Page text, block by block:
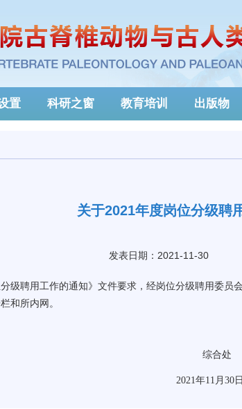
置 科研之窗 教育培训 出版物
关于2021年度岗位分级聘
发表日期：2021-11-30
级聘用工作的通知》文件要求，经岗位分级聘用委员
和所内网。
综合处
2021年11 月 30 日